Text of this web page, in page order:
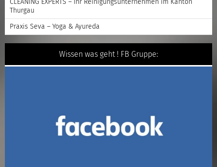
CLEANING EXPERTS – Ihr Reinigungsunternehmen im Kanton
Thurgau
Praxis Seva – Yoga & Ayureda
Wissen was geht ! FB Gruppe: